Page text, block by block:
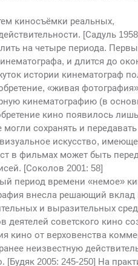
киносъёмки реальных,
[Садуль
на четыре периода.
и длится до
истории кинематограф
«живая
кинематографию (в
кино появилось
сохранять и передавать
искусство,
в фильмах может быть
[Соколов 2001: 58]
период времени «немое»
внесла решающий вклад
и выразительных
деятелей советского кино
кино от верховенства
неизвестную
2005: 245-250] На